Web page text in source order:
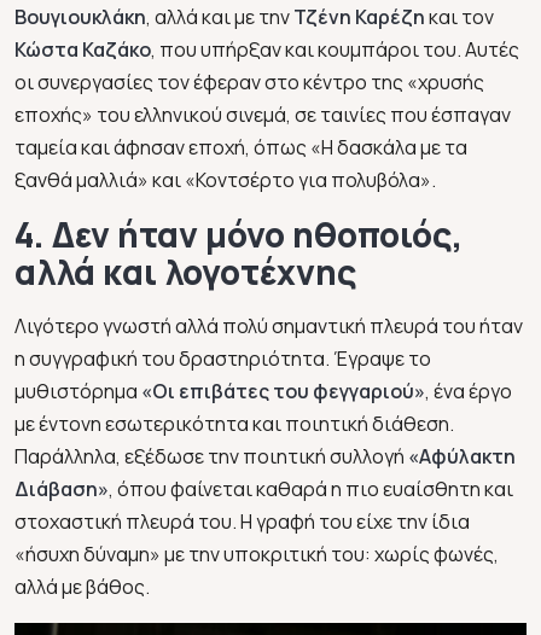
Βουγιουκλάκη, αλλά και με τηνΤζένη Καρέζηκαι τον
Κώστα Καζάκο, που υπήρξαν και κουμπάροι του. Αυτές
οι συνεργασίες τον έφεραν στο κέντρο της «χρυσής
εποχής» του ελληνικού σινεμά, σε ταινίες που έσπαγαν
ταμεία και άφησαν εποχή, όπως «Η δασκάλα με τα
ξανθά μαλλιά» και«Κοντσέρτο για πολυβόλα».
4. Δεν ήταν μόνο ηθοποιός,
αλλά και λογοτέχνης
Λιγότερο γνωστή αλλά πολύ σημαντική πλευρά του ήταν
η συγγραφική του δραστηριότητα. Έγραψε το
μυθιστόρημα «Οι επιβάτες του φεγγαριού», ένα έργο
με έντονη εσωτερικότητα και ποιητική διάθεση.
Παράλληλα, εξέδωσε την ποιητική συλλογή «Αφύλακτη
Διάβαση», όπου φαίνεται καθαρά η πιο ευαίσθητη και
στοχαστική πλευρά του. Η γραφή του είχε την ίδια
«ήσυχη δύναμη» με την υποκριτική του: χωρίς φωνές,
αλλά με βάθος.